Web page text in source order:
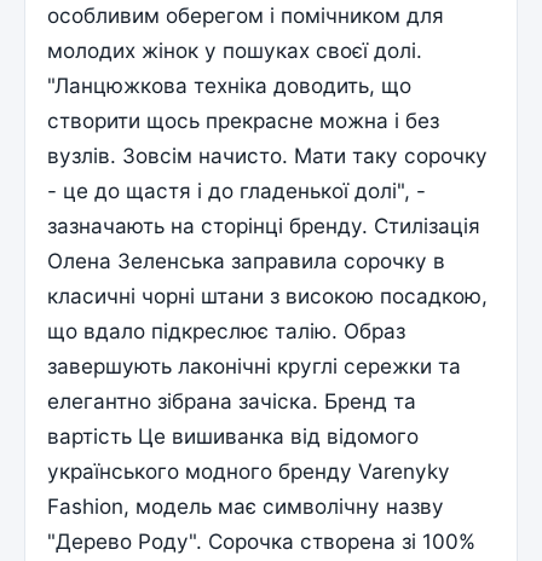
особливим оберегом і помічником для
молодих жінок у пошуках своєї долі.
"Ланцюжкова техніка доводить, що
створити щось прекрасне можна і без
вузлів. Зовсім начисто. Мати таку сорочку
- це до щастя і до гладенької долі", -
зазначають на сторінці бренду. Стилізація
Олена Зеленська заправила сорочку в
класичні чорні штани з високою посадкою,
що вдало підкреслює талію. Образ
завершують лаконічні круглі сережки та
елегантно зібрана зачіска. Бренд та
вартість Це вишиванка від відомого
українського модного бренду Varenyky
Fashion, модель має символічну назву
"Дерево Роду". Сорочка створена зі 100%